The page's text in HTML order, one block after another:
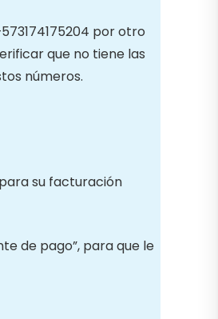
por otro
que no tiene las
números.
su facturación
de pago”, para que le